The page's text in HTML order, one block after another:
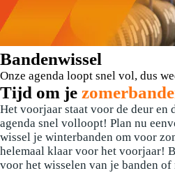
Bandenwissel
Onze agenda loopt snel vol, dus
Tijd om je
Het voorjaar staat voor de deur en
agenda snel volloopt! Plan nu
wissel je winterbanden om voor
helemaal klaar voor het voorjaar!
voor het wisselen van je banden